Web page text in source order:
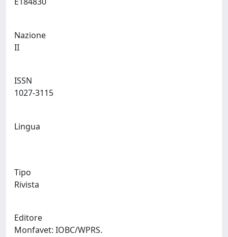
Nazione
ISSN
Lingua
Tipo
Rivista
Editore